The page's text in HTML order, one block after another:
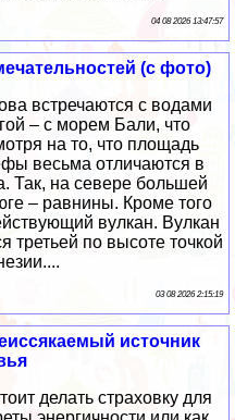
04 08 2026 13:47:57
(с фото)
встречаются с водами
– с морем Бали, что
на то, что площадь
весьма отличаются в
Так, на севере большей
– равнины. Кроме того
вулкан. Вулкан
третьей по высоте точкой
03 08 2026 2:15:19
источник
делать страховку для